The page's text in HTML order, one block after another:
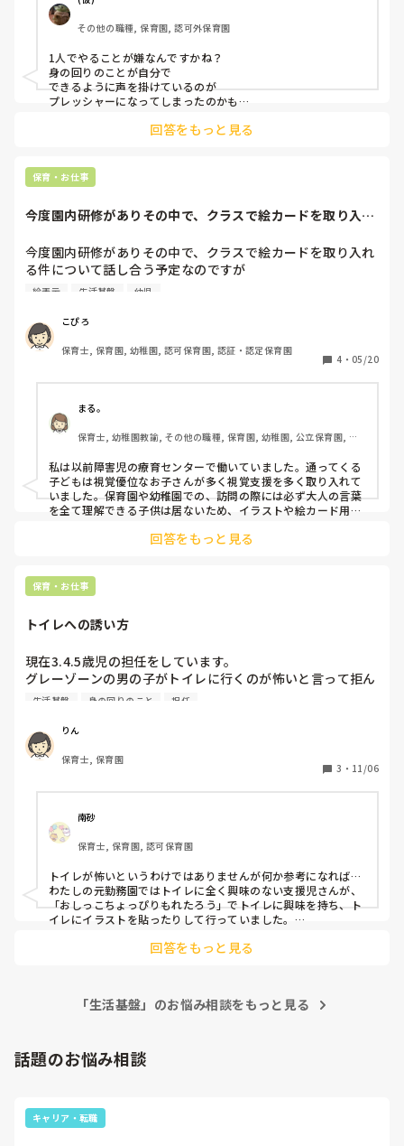
その他の職種, 保育園, 認可外保育園
1人でやることが嫌なんですかね？
身の回りのことが自分で
できるように声を掛けているのが
プレッシャーになってしまったのかも
私なら軽く言っちゃいます(笑)回答をもっと見る
保育・お仕事
今度園内研修がありその中で、クラスで絵カードを取り入れ
今度園内研修がありその中で、クラスで絵カードを取り入れ
る件について話し合う予定なのですが
みなさんの園で絵カード取り入れている所があれば
す。
絵表示 生活基盤 幼児
こぴろ
保育士, 保育園, 幼稚園, 認可保育園, 認証・認定保育園
4 ・ 05/20
まる。
保育士, 幼稚園教諭, その他の職種, 保育園, 幼稚園, 公立保育園, 認
課後等デイサービス, 児童施設, 児童発達支援施設, 乳児院
私は以前障害児の療育センターで働いていました。通ってくる
子どもは視覚優位なお子さんが多く視覚支援を多く取り入れて
いました。保育園や幼稚園での、訪問の際には必ず大人の言葉
を全て理解できる子供は居ないため、イラストや絵カード用い
集団にスポットを当てた場合、活動内容の説明や遠足の行き場
など絵や写真、イラストを用いて導入をすることができます。
トイレ、食事、着替え、手洗い、着席のカード）を個人用に使
多くの絵カードを使用することは子どもにとっても私達保育士
にとっても負担となるので注意してください。
長くなりましたが、参考までに！！
回答をもっと見る
保育・お仕事
トイレへの誘い方
現在3.4.5歳児の担任をしています。
グレーゾーンの男の子がトイレに行くのが怖いと言って拒ん
でいます。シールを貼って見に行くことをモチベーションに
ありませんか？
生活基盤 身の回りのこと 担任
りん
保育士, 保育園
3 ・ 11/06
南砂
保育士, 保育園, 認可保育園
トイレが怖いというわけではありませんが何か参考になれば…
わたしの元勤務園ではトイレに全く興味のない支援児さんが、
「おしっこちょっぴりもれたろう」でトイレに興味を持ち、ト
イレにイラストを貼ったりして行っていました。
別の子(支援児ではありません)はドアを閉めるのが怖くて、い
回答をもっと見る
「生活基盤」のお悩み相談をもっと見る
話題のお悩み相談
キャリア・転職